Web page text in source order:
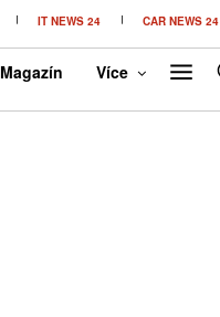
IT NEWS 24 CAR NEWS 24
Magazín Více